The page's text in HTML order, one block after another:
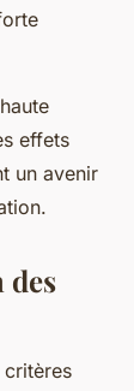
effets
un avenir
des
critères